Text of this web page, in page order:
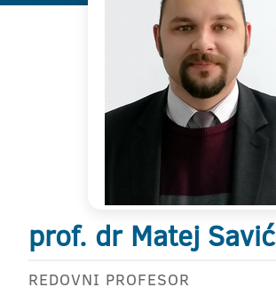
prof. dr Matej Savić
REDOVNI PROFESOR